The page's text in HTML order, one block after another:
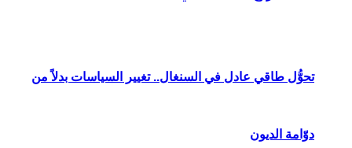
تحوُّل طاقي عادل في السنغال.. تغيير السياسات بدلاً من
دوّامة الديون